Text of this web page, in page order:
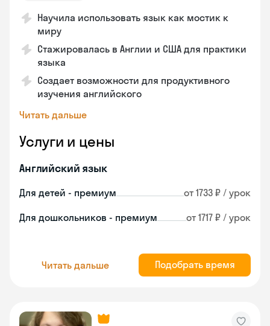
Научила использовать язык как мостик к
миру
Стажировалась в Англии и США для практики
языка
Создает возможности для продуктивного
изучения английского
Читать дальше
Услуги и цены
Английский язык
Для детей - премиум от 1733 ₽ / урок
Для дошкольников - премиум от 1717 ₽ / урок
Читать дальше Подобрать время